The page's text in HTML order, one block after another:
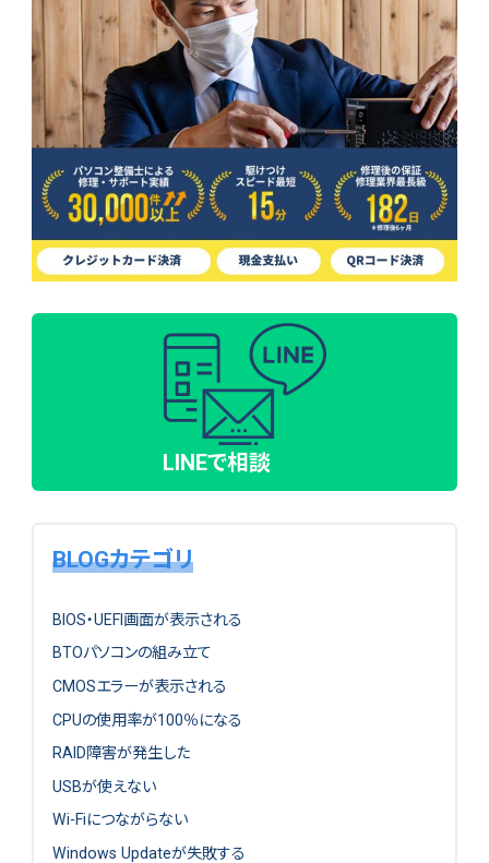
LINEで相談
BLOGカテゴリ
BIOS・UEFI画面が表示される
BTOパソコンの組み立て
CMOSエラーが表示される
CPUの使用率が100％になる
RAID障害が発生した
USBが使えない
Wi-Fiにつながらない
Windows Updateが失敗する